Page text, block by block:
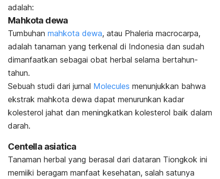
adalah:
Mahkota dewa
Tumbuhan mahkota dewa, atau Phaleria macrocarpa,
adalah tanaman yang terkenal di Indonesia dan sudah
dimanfaatkan sebagai obat herbal selama bertahun-
tahun.
Sebuah studi dari jurnal Molecules menunjukkan bahwa
ekstrak mahkota dewa dapat menurunkan kadar
kolesterol jahat dan meningkatkan kolesterol baik dalam
darah.
Centella asiatica
Tanaman herbal yang berasal dari dataran Tiongkok ini
memiiki beragam manfaat kesehatan, salah satunya